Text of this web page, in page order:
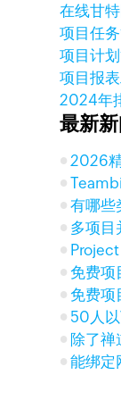
在线甘
项目任
项目计
项目报
2024年
最新新
2026
有哪些
多项目
免费项
免费项
50人
除了禅
能绑定